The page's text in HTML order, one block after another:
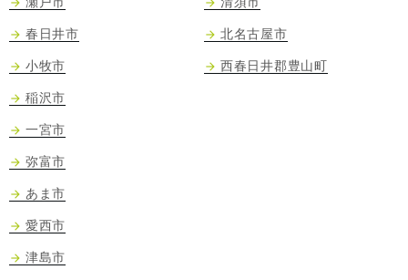
春日井市
小牧市
北名古屋市
西春日井郡豊山町
稲沢市
一宮市
弥富市
あま市
愛西市
津島市